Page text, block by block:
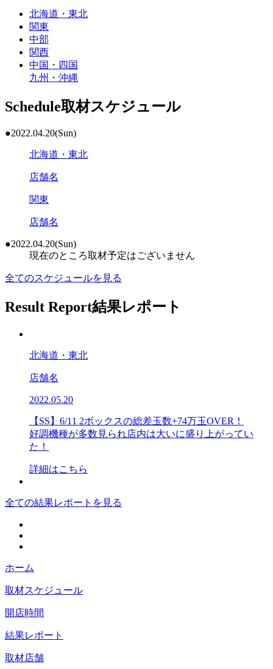
北海道・東北
関東
中部
関西
中国・四国
九州・沖縄
Schedule取材スケジュール
●2022.04.20(Sun)
北海道・東北
店舗名
関東
店舗名
●2022.04.20(Sun)
現在のところ取材予定はございません
全てのスケジュールを見る
Result Report結果レポート
北海道・東北
店舗名
2022.05.20
【SS】6/11 2ボックスの総差玉数+74万玉OVER！
好調機種が多数見られ店内は大いに盛り上がってい
た！
詳細はこちら
全ての結果レポートを見る
ホーム
取材スケジュール
開店時間
結果レポート
取材店舗